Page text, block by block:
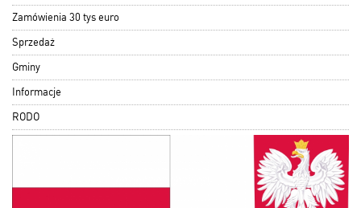
Zamówienia 30 tys euro
Sprzedaż
Gminy
Informacje
RODO